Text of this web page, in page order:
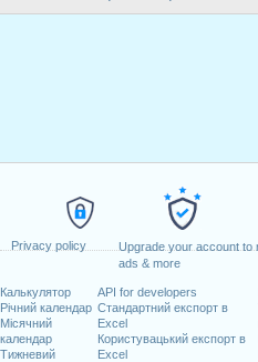
Privacy policy
Upgrade your account to
ads & more
Калькулятор
Річний календар
Місячний
календар
Тижневий
API for developers
Стандартний експорт в
Excel
Користувацький експорт в
Excel